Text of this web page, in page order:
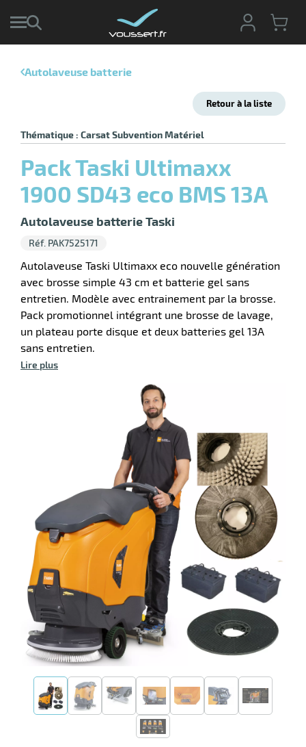
Autolaveuse batterie
Retour à la liste
Thématique : Carsat Subvention Matériel
Pack Taski Ultimaxx
1900 SD43 eco BMS 13A
Autolaveuse batterie Taski
Réf. PAK7525171
Autolaveuse Taski Ultimaxx eco nouvelle génération
avec brosse simple 43 cm et batterie gel sans
entretien. Modèle avec entrainement par la brosse.
Pack promotionnel intégrant une brosse de lavage,
un plateau porte disque et deux batteries gel 13A
sans entretien.
Lire plus